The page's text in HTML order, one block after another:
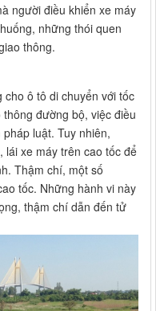
người điều khiển xe máy
những thói quen
thông.
ô tô di chuyển với tốc
đường bộ, việc điều
luật. Tuy nhiên,
lái xe máy trên cao tốc để
Thậm chí, một số
tốc. Những hành vi này
thậm chí dẫn đến tử